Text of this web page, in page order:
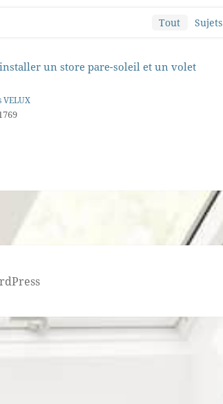
Tout Sujets
un store pare-soleil et un volet
VELUX